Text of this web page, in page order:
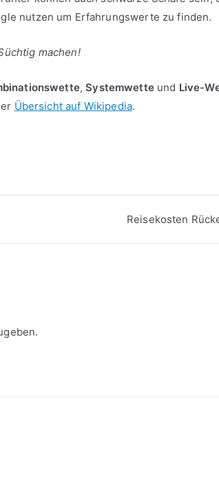
nutzen um Erfahrungswerte zu finden.
machen!
,Systemwetteund Live-
Übersicht auf Wikipedia.
Reisekosten